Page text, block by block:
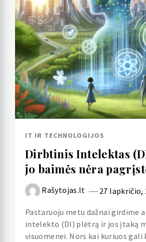
IT IR TECHNOLOGIJOS
Dirbtinis Intelektas
jo baimės nėra
Rašytojas.lt 27 lapkričio,
Pastaruoju metu dažnai girdime
intelekto (DI) plėtrą ir jos įtaką
visuomenei. Nors kai kuriuos